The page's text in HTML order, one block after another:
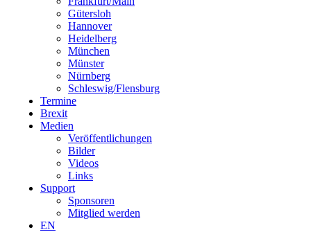
Gütersloh
Hannover
Heidelberg
München
Münster
Nürnberg
Schleswig/Flensburg
Termine
Brexit
Medien
Veröffentlichungen
Bilder
Videos
Links
Support
Sponsoren
Mitglied werden
EN